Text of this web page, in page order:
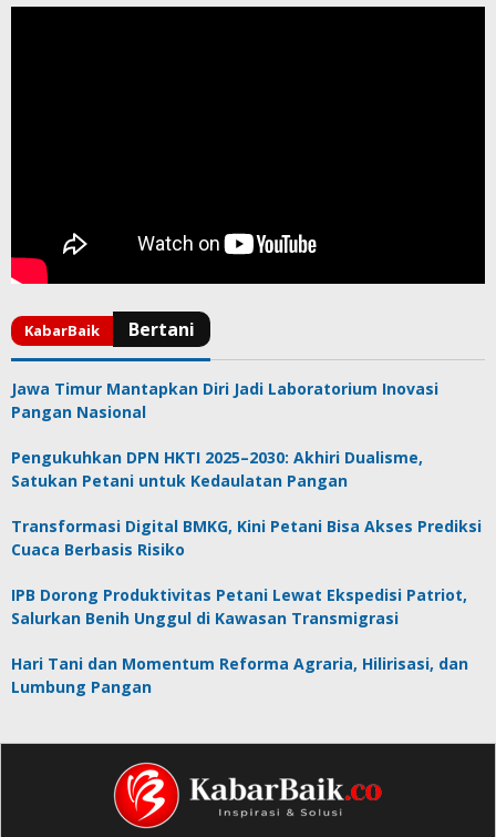
Jawa Timur Mantapkan Diri Jadi Laboratorium Inovasi
Pangan Nasional
Pengukuhkan DPN HKTI 2025–2030: Akhiri Dualisme,
Satukan Petani untuk Kedaulatan Pangan
Transformasi Digital BMKG, Kini Petani Bisa Akses Prediksi
Cuaca Berbasis Risiko
IPB Dorong Produktivitas Petani Lewat Ekspedisi Patriot,
Salurkan Benih Unggul di Kawasan Transmigrasi
Hari Tani dan Momentum Reforma Agraria, Hilirisasi, dan
Lumbung Pangan